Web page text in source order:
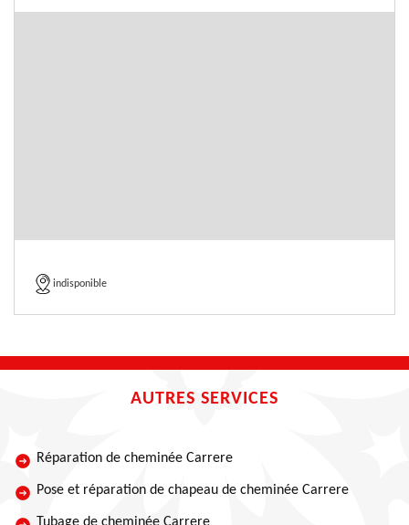
indisponible
AUTRES SERVICES
Réparation de cheminée Carrere
Pose et réparation de chapeau de cheminée Carrere